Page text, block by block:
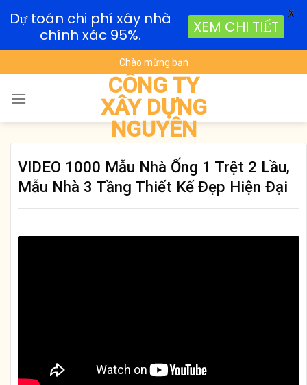
to
content
Chào mừng bạn
CÔNG TY
XÂY DỰNG
NGUYÊN
VIDEO 1000 Mẫu Nhà Ống 1 Trệt 2 Lầu,
Mẫu Nhà 3 Tầng Thiết Kế Đẹp Hiện Đại
Dự toán chi phí xây nhà
chính xác 95%.
XEM CHI TIẾT
X